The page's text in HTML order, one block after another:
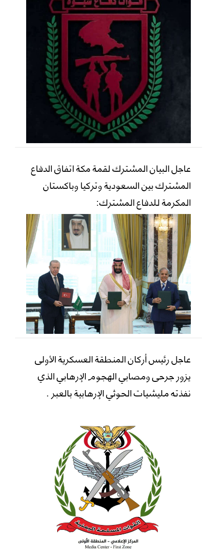
عاجل البيان المشترك لقمة مكة اتفاق الدفاع
المشترك بين السعودية وتركيا وباكستان
المكرمة للدفاع المشترك:
عاجل رئيس أركان المنطقة العسكرية الأولى
يزور جرحى ومصابي الهجوم الإرهابي الذي
نفذته مليشيات الحوثي الإرهابية بالعبر .